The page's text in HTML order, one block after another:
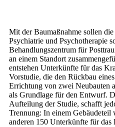
Mit der Baumaßnahme sollen
Psychiatrie und Psychotherapie
Behandlungszentrum für
an einem Standort
entstehen Unterkünfte für das
Vorstudie, die den Rückbau
Errichtung von zwei Neubauten
als Grundlage für den Entwurf.
Aufteilung der Studie, schafft
Trennung: In einem
anderen 150 Unterkünfte für das